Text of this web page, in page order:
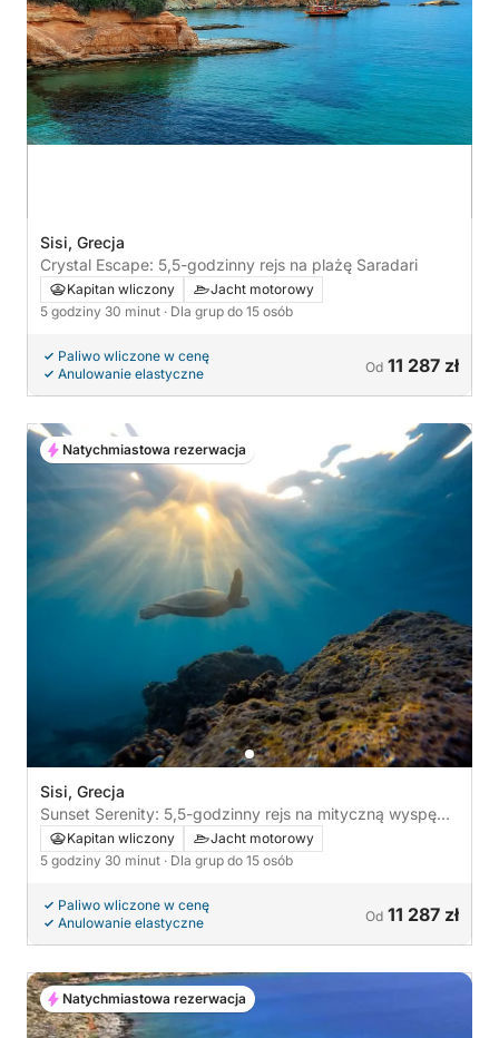
Sisi, Grecja
Crystal Escape: 5,5-godzinny rejs na plażę Saradari
Kapitan wliczony
Jacht motorowy
5 godziny 30 minut · Dla grup do 15 osób
Paliwo wliczone w cenę
Anulowanie elastyczne
Od 11 287 zł
Sisi, Grecja
Sunset Serenity: 5,5-godzinny rejs na mityczną wyspę
Dia Kapitan wliczony
Jacht motorowy
5 godziny 30 minut · Dla grup do 15 osób
Paliwo wliczone w cenę
Anulowanie elastyczne
Od 11 287 zł
Natychmiastowa rezerwacja
Natychmiastowa rezerwacja